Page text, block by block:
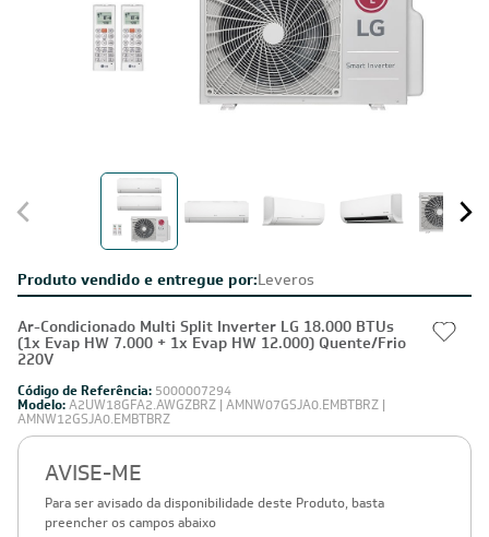
Produto vendido e entregue por:Leveros
Ar-Condicionado Multi Split Inverter LG 18.000 BTUs
(1x Evap HW 7.000 + 1x Evap HW 12.000) Quente/Frio
220V
Código de Referência: 5000007294
Modelo:A2UW18GFA2.AWGZBRZ | AMNW07GSJA0.EMBTBRZ |
AMNW12GSJA0.EMBTBRZ
AVISE-ME
Para ser avisado da disponibilidade deste Produto, basta
preencher os campos abaixo